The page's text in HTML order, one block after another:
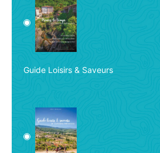
Guide Loisirs & Saveurs